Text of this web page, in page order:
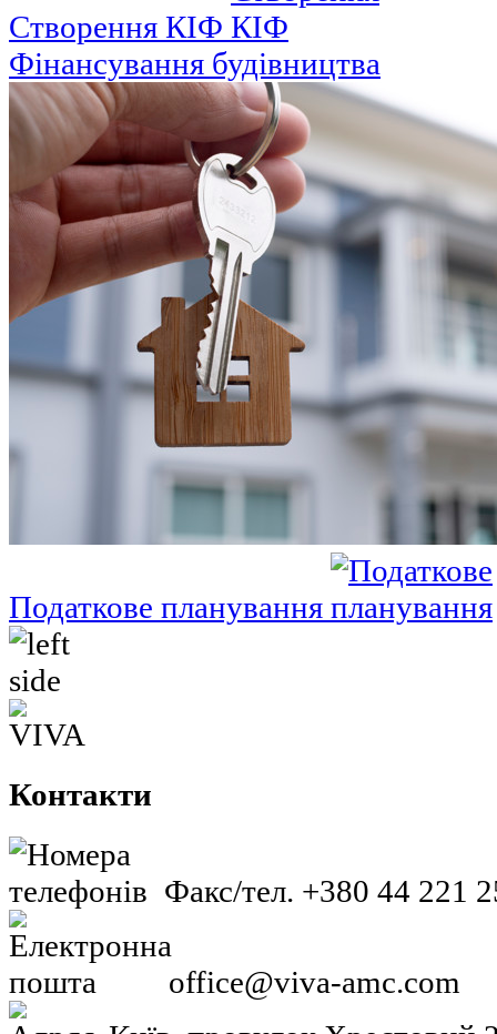
Створення КІФ
Фінансування будівництва
Податкове планування
Контакти
Факс/тел. +380 44 221
office@viva-amc.com